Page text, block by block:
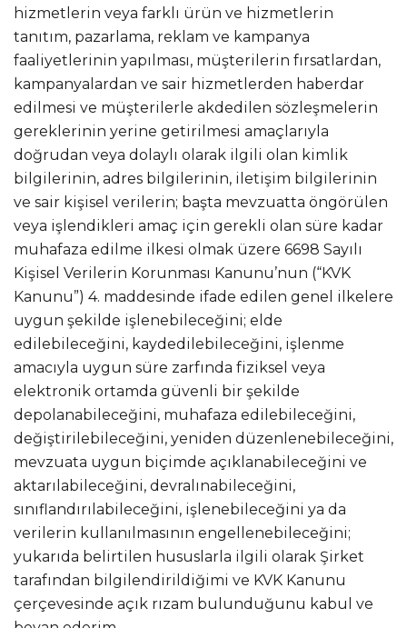
hizmetlerin veya farklı ürün ve hizmetlerin
tanıtım, pazarlama, reklam ve kampanya
faaliyetlerinin yapılması, müşterilerin fırsatlardan,
kampanyalardan ve sair hizmetlerden haberdar
edilmesi ve müşterilerle akdedilen sözleşmelerin
gereklerinin yerine getirilmesi amaçlarıyla
doğrudan veya dolaylı olarak ilgili olan kimlik
bilgilerinin, adres bilgilerinin, iletişim bilgilerinin
ve sair kişisel verilerin; başta mevzuatta öngörülen
veya işlendikleri amaç için gerekli olan süre kadar
muhafaza edilme ilkesi olmak üzere 6698 Sayılı
Kişisel Verilerin Korunması Kanunu’nun (“KVK
Kanunu”) 4. maddesinde ifade edilen genel ilkelere
uygun şekilde işlenebileceğini; elde
edilebileceğini, kaydedilebileceğini, işlenme
amacıyla uygun süre zarfında fiziksel veya
elektronik ortamda güvenli bir şekilde
depolanabileceğini, muhafaza edilebileceğini,
değiştirilebileceğini, yeniden düzenlenebileceğini,
mevzuata uygun biçimde açıklanabileceğini ve
aktarılabileceğini, devralınabileceğini,
sınıflandırılabileceğini, işlenebileceğini ya da
verilerin kullanılmasının engellenebileceğini;
yukarıda belirtilen hususlarla ilgili olarak Şirket
tarafından bilgilendirildiğimi ve KVK Kanunu
çerçevesinde açık rızam bulunduğunu kabul ve